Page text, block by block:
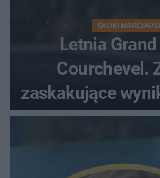
SKOKI
Letnia
Courchevel.
zaskakujące